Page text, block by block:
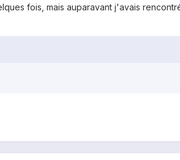
fois, mais auparavant j'avais